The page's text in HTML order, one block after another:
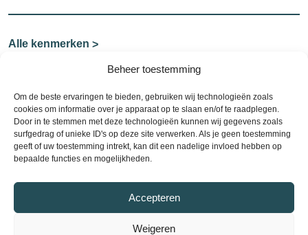
Beheer toestemming
Om de beste ervaringen te bieden, gebruiken wij technologieën zoals
cookies om informatie over je apparaat op te slaan en/of te raadplegen.
Door in te stemmen met deze technologieën kunnen wij gegevens zoals
surfgedrag of unieke ID's op deze site verwerken. Als je geen toestemming
geeft of uw toestemming intrekt, kan dit een nadelige invloed hebben op
bepaalde functies en mogelijkheden.
Accepteren
Weigeren
Alle kenmerken
Contact
Plan een bezichtiging
of e-mail om een afspraak te maken. Wij staan klaar